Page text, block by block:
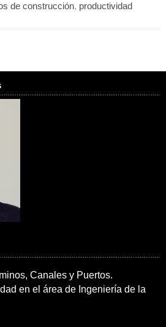
de construcción, productividad
Canales y Puertos.
en el área de Ingeniería de la